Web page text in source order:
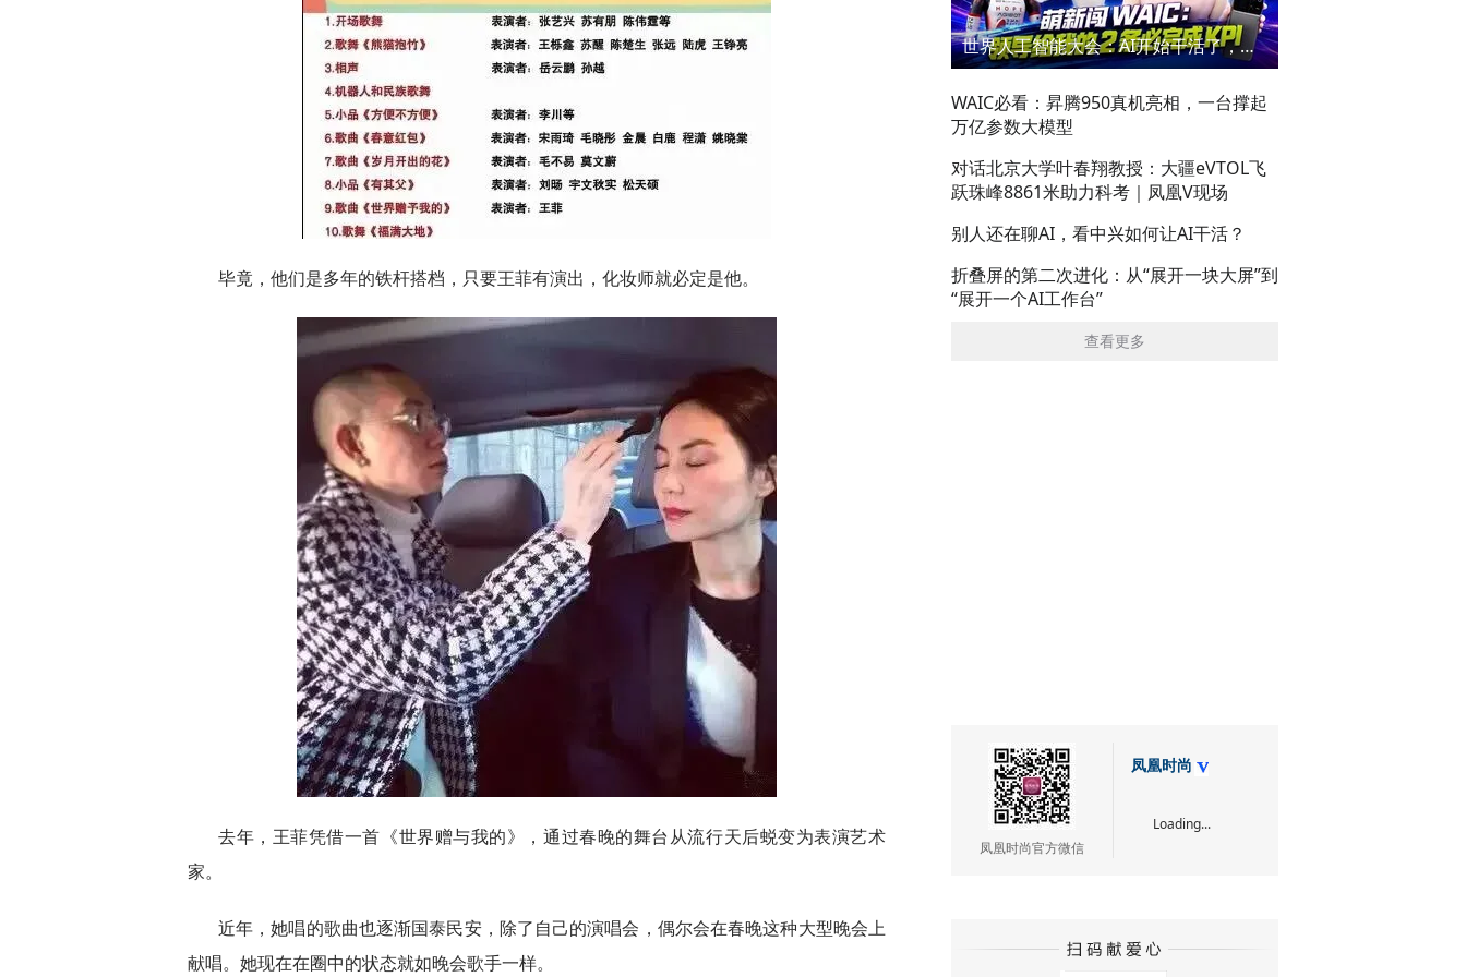
毕竟，他们是多年的铁杆搭档，只要王菲有演出，化妆师就必定是他。
去年，王菲凭借一首《世界赠与我的》，通过春晚的舞台从流行天后蜕变为表演艺术
家。
近年，她唱的歌曲也逐渐国泰民安，除了自己的演唱会，偶尔会在春晚这种大型晚会上
献唱。她现在在圈中的状态就如晚会歌手一样。
世界人工智能大会：AI开始干活了，但到底干的怎么样？萌新闯WAIC
WAIC必看：昇腾950真机亮相，一台撑起
万亿参数大模型
对话北京大学叶春翔教授：大疆eVTOL飞
跃珠峰8861米助力科考｜凤凰V现场
别人还在聊AI，看中兴如何让AI干活？
折叠屏的第二次进化：从“展开一块大屏”到
“展开一个AI工作台”
查看更多
凤凰时尚官方微信
凤凰时尚
Loading...